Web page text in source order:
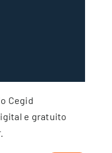
Cegid
e gratuito